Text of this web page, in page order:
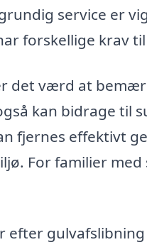
service er
forskellige krav
det værd at
kan bidrage til
fjernes effektivt
For familier
efter